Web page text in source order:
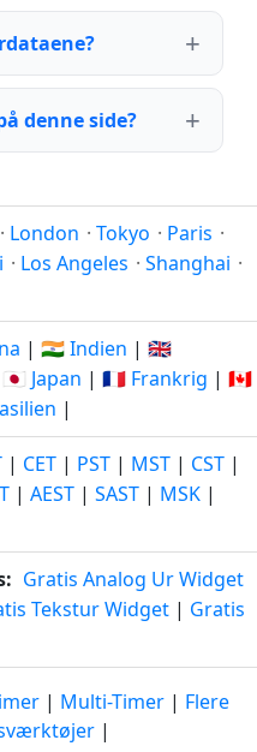
denne side?
· London · Tokyo · Paris ·
· Los Angeles · Shanghai ·
| 🇮🇳 Indien | 🇬🇧
🇯🇵 Japan | 🇫🇷 Frankrig | 🇨🇦
|
| CET | PST | MST | CST |
| AEST | SAST | MSK |
Gratis Analog Ur Widget
Tekstur Widget | Gratis
| Multi-Timer | Flere
|